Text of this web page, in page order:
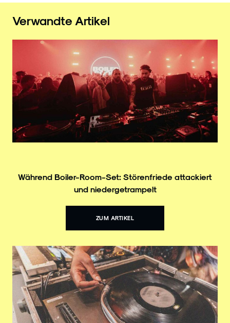
Verwandte Artikel
Während Boiler-Room-Set: Störenfriede attackiert
und niedergetrampelt
ZUM ARTIKEL